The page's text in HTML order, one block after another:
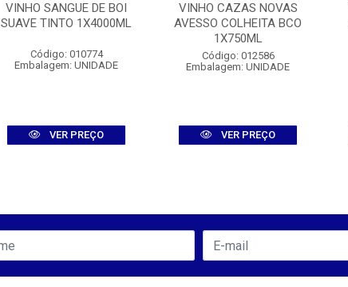
VINHO SANGUE DE BOI
SUAVE TINTO 1X4000ML
Código: 010774
Embalagem: UNIDADE
VER PREÇO
VINHO CAZAS NOVAS
AVESSO COLHEITA BCO
1X750ML
Código: 012586
Embalagem: UNIDADE
VER PREÇO